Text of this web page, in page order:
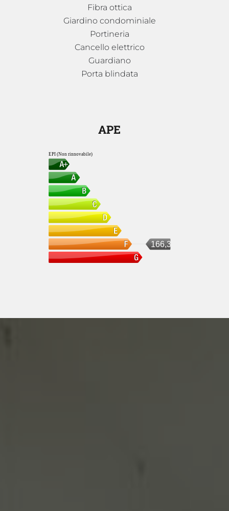
Fibra ottica
Giardino condominiale
Portineria
Cancello elettrico
Guardiano
Porta blindata
APE
EPI (Non rinnovabile)
166,35